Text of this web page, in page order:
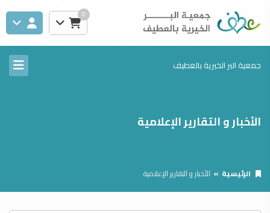
0
جمعية البر الخيرية بالعطيف
الأخبار و التقارير الإعلامية
الرئيسية الأخبار و التقارير الإعلامية